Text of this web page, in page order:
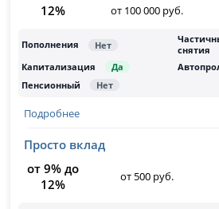
12%
от 100 000 руб.
Подробнее
Просто вклад
от 9% до
12%
от 500 руб.